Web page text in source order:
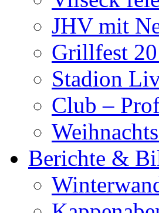
JHV mit
Grillfest
Stadion
Club –
Berichte &